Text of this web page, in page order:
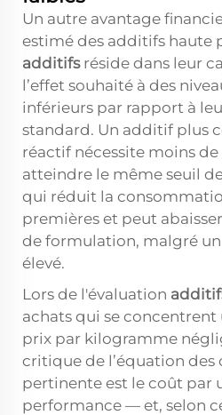
Un autre avantage
estimé des additifs haute
additifs réside dans leur
l’effet souhaité à des
inférieurs par rapport à
standard. Un additif plus
réactif nécessite moins
atteindre le même seuil
qui réduit la
premières et peut
de formulation, malgré
élevé.
Lors de l'évaluation
achats qui se
prix par kilogramme
critique de l’équation des
pertinente est le coût par
performance — et, selon